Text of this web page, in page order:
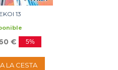
13
€ 5%
LA CESTA